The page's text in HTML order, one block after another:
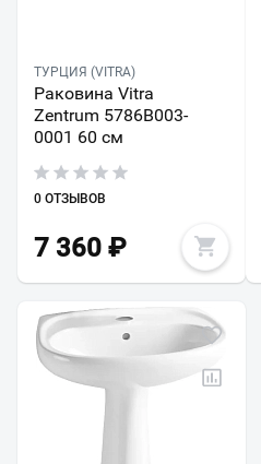
ТУРЦИЯ (VITRA)
Раковина Vitra
Zentrum 5786B003-
0001 60 см
0 ОТЗЫВОВ
7 360 ₽